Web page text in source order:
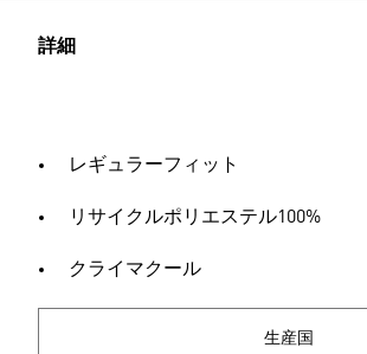
詳細
レギュラーフィット
リサイクルポリエステル100%
クライマクール
生産国